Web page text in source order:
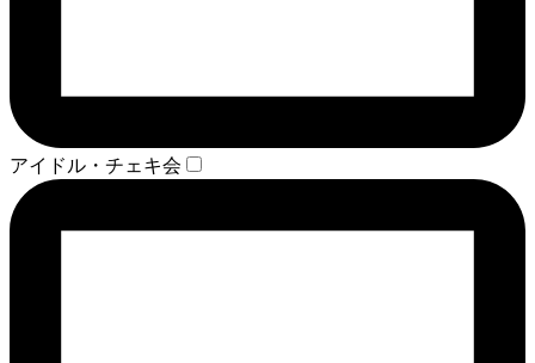
アイドル・チェキ会